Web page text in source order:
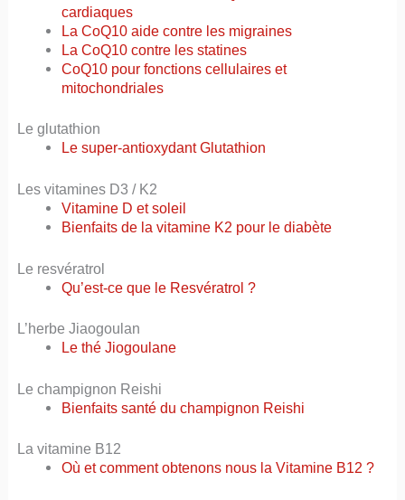
cardiaques
La CoQ10 aide contre les migraines
La CoQ10 contre les statines
CoQ10 pour fonctions cellulaires et
mitochondriales
Le glutathion
Le super-antioxydant Glutathion
Les vitamines D3 / K2
Vitamine D et soleil
Bienfaits de la vitamine K2 pour le diabète
Le resvératrol
Qu’est-ce que le Resvératrol ?
L’herbe Jiaogoulan
Le thé Jiogoulane
Le champignon Reishi
Bienfaits santé du champignon Reishi
La vitamine B12
Où et comment obtenons nous la Vitamine B12 ?